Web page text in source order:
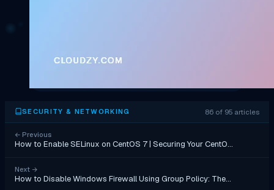
SECURITY & NETWORKING 86 of 95 articles
← Previous
How to Enable SELinux on CentOS 7 | Securing Your CentO…
Next →
How to Disable Windows Firewall Using Group Policy: The…